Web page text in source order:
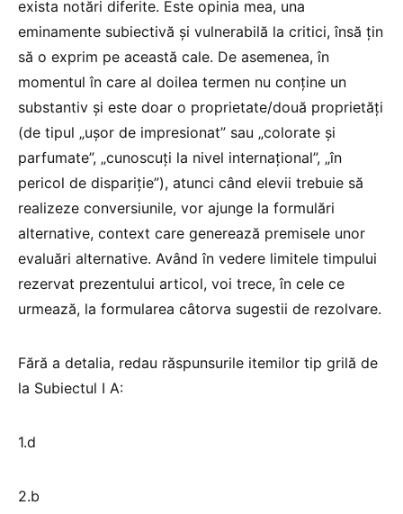
exista notări diferite. Este opinia mea, una
eminamente subiectivă și vulnerabilă la critici, însă țin
să o exprim pe această cale. De asemenea, în
momentul în care al doilea termen nu conține un
substantiv și este doar o proprietate/două proprietăți
(de tipul „ușor de impresionat” sau „colorate și
parfumate”, „cunoscuți la nivel internațional”, „în
pericol de dispariție”), atunci când elevii trebuie să
realizeze conversiunile, vor ajunge la formulări
alternative, context care generează premisele unor
evaluări alternative. Având în vedere limitele timpului
rezervat prezentului articol, voi trece, în cele ce
urmează, la formularea câtorva sugestii de rezolvare.
Fără a detalia, redau răspunsurile itemilor tip grilă de
la Subiectul I A:
1.d
2.b